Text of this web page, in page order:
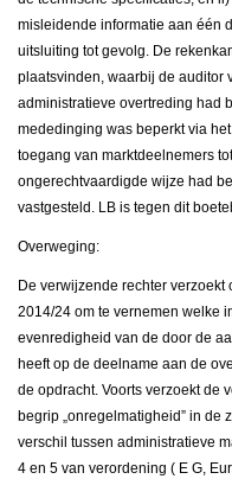
misleidende informatie aan één
uitsluiting tot gevolg. De
plaatsvinden, waarbij de auditor
administratieve overtreding had
mededinging was beperkt via
toegang van marktdeelnemers
ongerechtvaardigde wijze had
vastgesteld. LB is tegen dit
Overweging:
De verwijzende rechter
2014/24 om te vernemen welke
evenredigheid van de door de
heeft op de deelname aan de
de opdracht. Voorts verzoekt de
begrip „onregelmatigheid” in de
verschil tussen administratieve
4 en 5 van verordening ( Е G,